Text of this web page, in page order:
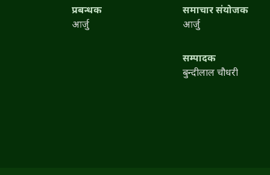
प्रबन्धक
आर्जु
समाचार संयोजक
आर्जु
सम्पादक
बुन्दीलाल चौधरी